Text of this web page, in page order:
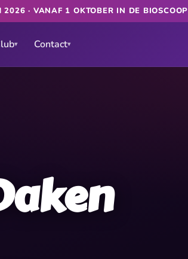
2026 · VANAF 1 OKTOBER IN DE BIOSCOOP
▾ Contact▾